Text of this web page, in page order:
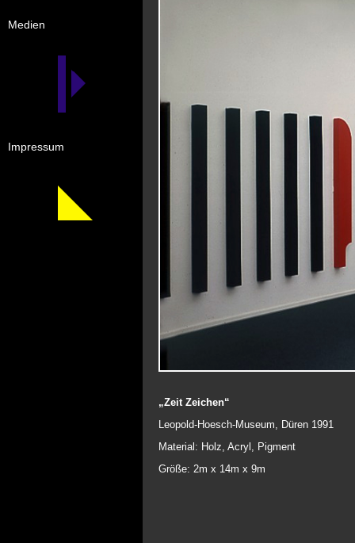
Medien
Impressum
„Zeit Zeichen“
Leopold-Hoesch-Museum, Düren 1991
Material: Holz, Acryl, Pigment
Größe: 2m x 14m x 9m